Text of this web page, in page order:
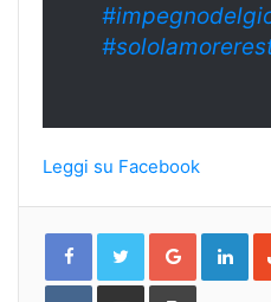
Leggi su Facebook
Google+
VKontakteShare Print